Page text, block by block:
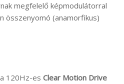
megfelelő képmodulátorral
összenyomó (anamorfikus)
120Hz-es Clear Motion Drive